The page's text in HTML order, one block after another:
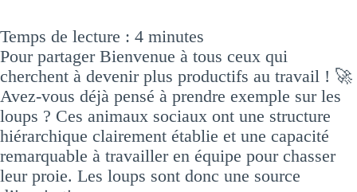
Temps de lecture : 4 minutes
Pour partager Bienvenue à tous ceux qui
cherchent à devenir plus productifs au travail ! 🚀
Avez-vous déjà pensé à prendre exemple sur les
loups ? Ces animaux sociaux ont une structure
hiérarchique clairement établie et une capacité
remarquable à travailler en équipe pour chasser
leur proie. Les loups sont donc une source